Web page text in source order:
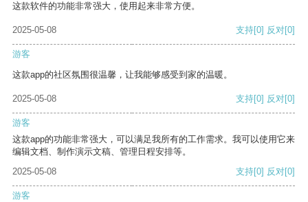
这款软件的功能非常强大，使用起来非常方便。
2025-05-08 支持[0] 反对[0]
游客
这款app的社区氛围很温馨，让我能够感受到家的温暖。
2025-05-08 支持[0] 反对[0]
游客
这款app的功能非常强大，可以满足我所有的工作需求。我可以使用它来
编辑文档、制作演示文稿、管理日程安排等。
2025-05-08
支持[0] 反对[0]
游客